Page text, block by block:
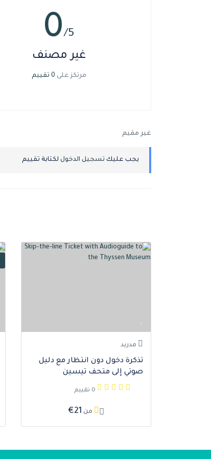
0/5
غير مصنف
مرتكز على 0 تقييم
غير مقيم
يجب عليك تسجيل الدخول لكتابة تقييم
مدريد
تذكرة دخول دون انتظار مع دليل
صوتي إلى متحف تيسين
0 تقييم
من €21